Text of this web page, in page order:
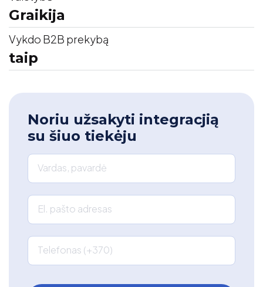
Graikija
Vykdo B2B prekybą
taip
Noriu užsakyti integracjią
su šiuo tiekėju
Vardas, pavardė
El. pašto adresas
Telefonas (+370)